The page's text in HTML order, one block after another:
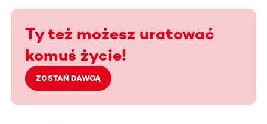
Ty też możesz uratować
komuś życie!
ZOSTAŃ DAWCĄ